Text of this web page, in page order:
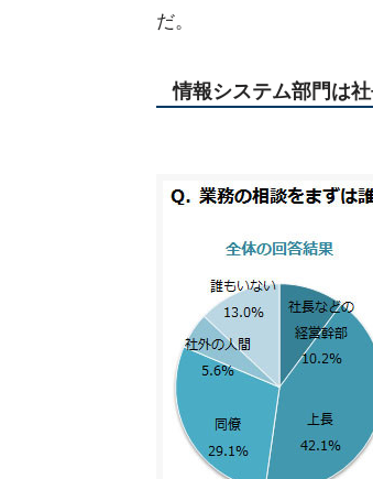
だ。
情報システム部門は